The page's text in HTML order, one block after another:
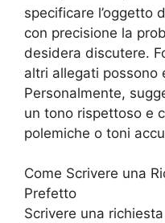
specificare l’oggetto
con precisione la
desidera discutere.
altri allegati possono
Personalmente,
un tono rispettoso e
polemiche o toni
Come Scrivere una
Prefetto
Scrivere una